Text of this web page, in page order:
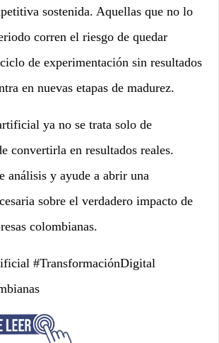
sostenida. Aquellas que no lo
corren el riesgo de quedar
de experimentación sin resultados
en nuevas etapas de madurez.
ya no se trata solo de
convertirla en resultados reales.
análisis y ayude a abrir una
sobre el verdadero impacto de
colombianas.
#TransformaciónDigital